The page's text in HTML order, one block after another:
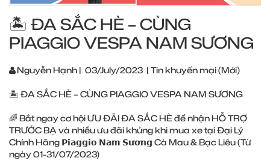
🏝 ĐA SẮC HÈ – CÙNG
PIAGGIO VESPA NAM SƯƠNG
Nguyễn Hạnh | 03/July/2023 | Tin khuyến mại (Mới)
🏝 ĐA SẮC HÈ – CÙNG PIAGGIO VESPA NAM SƯƠNG
🌈 Bắt ngay cơ hội ƯU ĐÃI ĐA SẮC HÈ để nhận HỖ TRỢ
TRƯỚC BẠ và nhiều ưu đãi khủng khi mua xe tại Đại Lý
Chính Hãng 𝗣𝗶𝗮𝗴𝗴𝗶𝗼 𝗡𝗮𝗺 𝗦𝘂̛𝗼̛𝗻𝗴 Cà Mau & Bạc Liêu (Từ
ngày 01-31/07/2023)